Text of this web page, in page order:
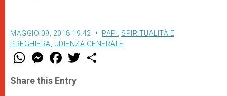
MAGGIO 09, 2018 19:42 PAPI
SPIRITUALITÀ E
PREGHIERA
UDIENZA GENERALE
W
t
s
M
e
s
e
F
a
e
b
w
Share this Entry